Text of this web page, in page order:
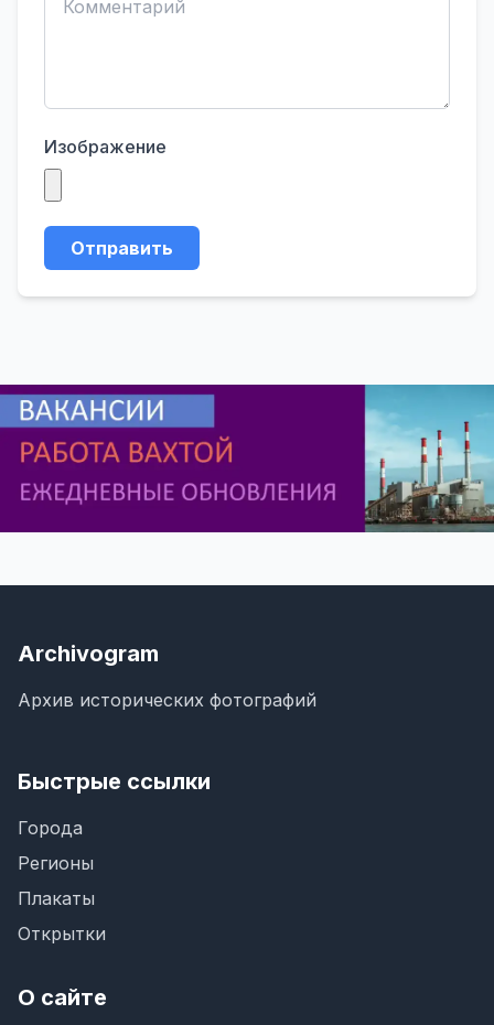
Изображение
Отправить
Archivogram
Архив исторических фотографий
Быстрые ссылки
Города
Регионы
Плакаты
Открытки
О сайте